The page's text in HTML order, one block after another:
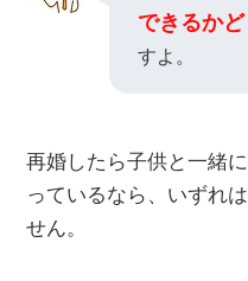
できるか
すよ。
再婚したら子供と一緒
っているなら、いずれ
せん。